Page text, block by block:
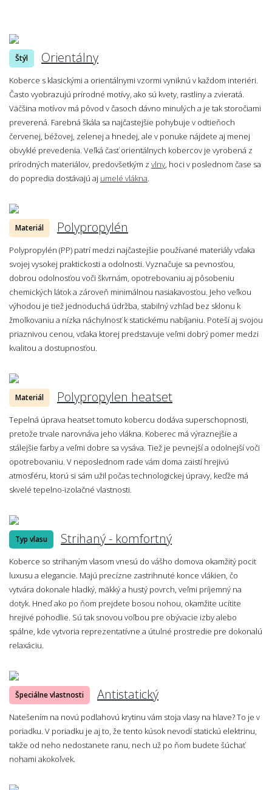
Štýl Orientálny
Koberce s klasickými a orientálnymi vzormi vyniknú v každom interiéri.
Často vyobrazujú prírodné motívy, ako sú kvety, rastliny a zvieratá.
Väčšina motívov má pôvod v časoch dávno minulých a je tak storočiami
preverená. Farebná škála sa najčastejšie pohybuje v odtieňoch
červenej, béžovej, zelenej a hnedej, ale v ponuke nájdete aj menej
obvyklé prevedenia. Veľká časť orientálnych kobercov je vyrobená z
prírodných materiálov, predovšetkým z vlny , hoci v poslednom čase sa
do popredia dostávajú aj umelé vlákna
Materiál Polypropylén
Polypropylén (PP) patrí medzi najčastejšie používané materiály vďaka
svojej vysokej praktickosti a odolnosti. Vyznačuje sa pevnosťou,
dobrou odolnosťou voči škvrnám, opotrebovaniu aj pôsobeniu
chemických látok a zároveň minimálnou nasiakavosťou. Jeho veľkou
výhodou je tiež jednoduchá údržba, stabilný vzhľad bez sklonu k
žmolkovaniu a nízka náchylnosť k statickému nabíjaniu. Poteší aj svojou
priaznivou cenou, vďaka ktorej predstavuje veľmi dobrý pomer medzi
kvalitou a dostupnosťou.
Materiál Polypropylen heatset
Tepelná úprava heatset tomuto kobercu dodáva superschopnosti,
pretože trvale narovnáva jeho vlákna. Koberec má výraznejšie a
stálejšie farby a veľmi dobre sa vysáva. Tiež je pevnejší a odolnejší voči
opotrebovaniu. V neposlednom rade vám doma zaistí hrejivú
atmosféru, ktorú si sám užil počas technologickej úpravy, keďže má
skvelé tepelno-izolačné vlastnosti.
Typ vlasu Strihaný - komfortný
Koberce so strihaným vlasom vnesú do vášho domova okamžitý pocit
luxusu a elegancie. Majú precízne zastrihnuté konce vlákien, čo
vytvára dokonale hladký, mäkký a hustý povrch, veľmi príjemný na
dotyk. Hneď ako po ňom prejdete bosou nohou, okamžite ucítite
hrejivé pohodlie. Sú tak snovou voľbou pre obývacie izby alebo
spálne, kde vytvoria reprezentatívne a útulné prostredie pre dokonalú
relaxáciu.
Špeciálne vlastnosti Antistatický
Natešením na novú podlahovú krytinu vám stoja vlasy na hlave? To je v
poriadku. V poriadku je aj to, že tento kúsok nevodí statickú elektrinu,
takže od neho nedostanete ranu, nech už po ňom budete šúchať
nohami akokoľvek.